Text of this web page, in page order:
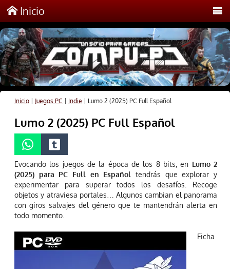
Inicio
Inicio| Juegos PC Indie Lumo 2 (2025) PC Full Español
Lumo 2 (2025) PC Full Español
Evocando los juegos de la época de los 8 bits, en Lumo 2
(2025) para PC Full en Español tendrás que explorar y
experimentar para superar todos los desafíos. Recoge
objetos y atraviesa portales… Algunos cambian el panorama
con giros salvajes del género que te mantendrán alerta en
todo momento.
Ficha